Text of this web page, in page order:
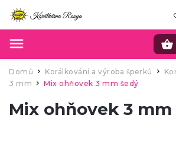
Domů / Korálkování a výroba šperků
3 mm / Mix ohňovek 3 mm šedý
Mix ohňovek 3 mm